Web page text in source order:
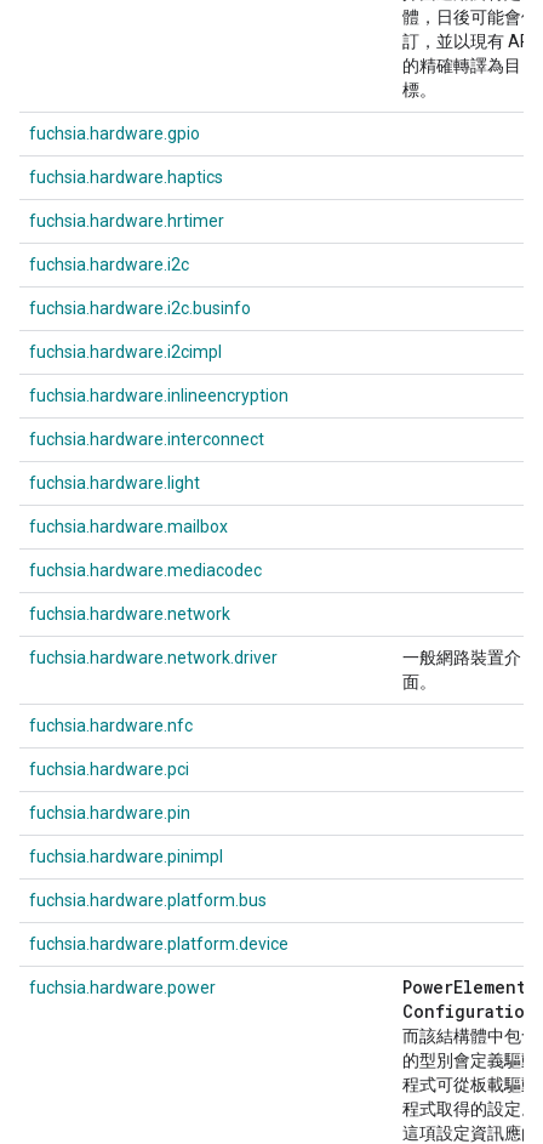
體，日後可能會修
訂，並以現有 API
的精確轉譯為目
標。
fuchsia.hardware.gpio
fuchsia.hardware.haptics
fuchsia.hardware.hrtimer
fuchsia.hardware.i2c
fuchsia.hardware.i2c.businfo
fuchsia.hardware.i2cimpl
fuchsia.hardware.inlineencryption
fuchsia.hardware.interconnect
fuchsia.hardware.light
fuchsia.hardware.mailbox
fuchsia.hardware.mediacodec
fuchsia.hardware.network
fuchsia.hardware.network.driver
一般網路裝置介
面。
fuchsia.hardware.nfc
fuchsia.hardware.pci
fuchsia.hardware.pin
fuchsia.hardware.pinimpl
fuchsia.hardware.platform.bus
fuchsia.hardware.platform.device
fuchsia.hardware.power PowerElement
Configuration
而該結構體中包含
的型別會定義驅動
程式可從板載驅動
程式取得的設定。
這項設定資訊應由